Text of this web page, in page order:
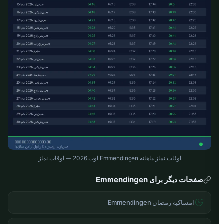
اوقات نماز ماهانه Emmendingen اوت 2026 — اوقات نماز
صفحات دیگر برای Emmendingen
امساکیه رمضان Emmendingen